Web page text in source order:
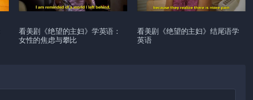
看美剧《绝望的主妇》学英语：
女性的焦虑与攀比
看美剧《绝望的主妇》结尾语学
英语